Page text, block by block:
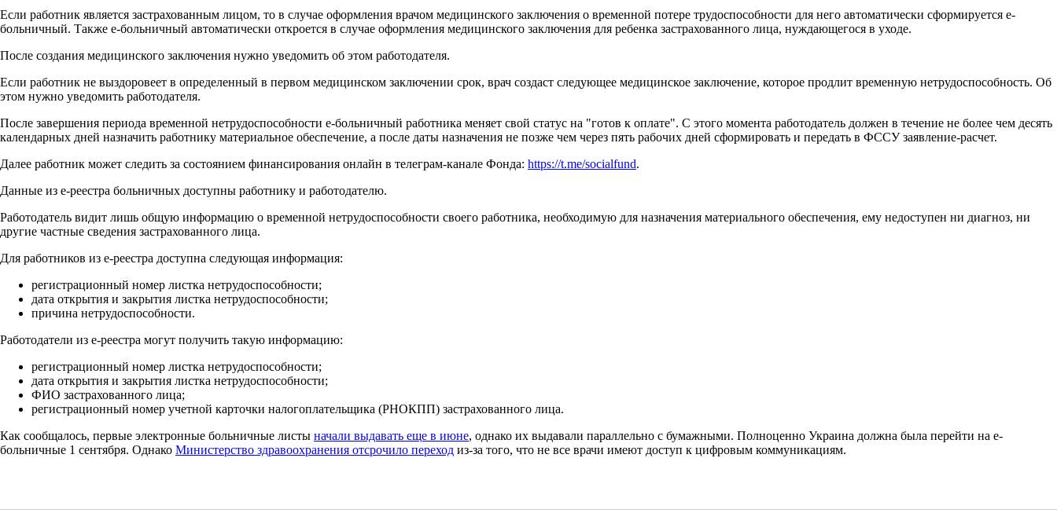
Если работник является застрахованным лицом, то в случае оформления врачом медицинского заключения о временной потере трудоспособности для него автоматически сформируется е-
больничный. Также е-больничный автоматически откроется в случае оформления медицинского заключения для ребенка застрахованного лица, нуждающегося в уходе.
После создания медицинского заключения нужно уведомить об этом работодателя.
Если работник не выздоровеет в определенный в первом медицинском заключении срок, врач создаст следующее медицинское заключение, которое продлит временную нетрудоспособность. Об
этом нужно уведомить работодателя.
После завершения периода временной нетрудоспособности е-больничный работника меняет свой статус на "готов к оплате". С этого момента работодатель должен в течение не более чем десять
календарных дней назначить работнику материальное обеспечение, а после даты назначения не позже чем через пять рабочих дней сформировать и передать в ФССУ заявление-расчет.
Далее работник может следить за состоянием финансирования онлайн в телеграм-канале Фонда: https://t.me/socialfund.
Данные из е-реестра больничных доступны работнику и работодателю.
Работодатель видит лишь общую информацию о временной нетрудоспособности своего работника, необходимую для назначения материального обеспечения, ему недоступен ни диагноз, ни
другие частные сведения застрахованного лица.
Для работников из е-реестра доступна следующая информация:
регистрационный номер листка нетрудоспособности;
дата открытия и закрытия листка нетрудоспособности;
причина нетрудоспособности.
Работодатели из е-реестра могут получить такую информацию:
регистрационный номер листка нетрудоспособности;
дата открытия и закрытия листка нетрудоспособности;
ФИО застрахованного лица;
регистрационный номер учетной карточки налогоплательщика (РНОКПП) застрахованного лица.
Как сообщалось, первые электронные больничные листы начали выдавать еще в июне, однако их выдавали параллельно с бумажными. Полноценно Украина должна была перейти на е-
больничные 1 сентября. Однако Министерство здравоохранения отсрочило переход из-за того, что не все врачи имеют доступ к цифровым коммуникациям.